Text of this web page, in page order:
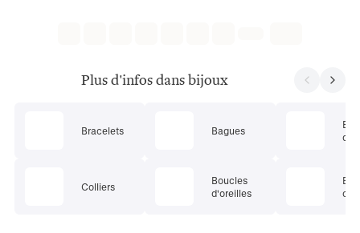
Plus d'infos dans bijoux
Bracelets
Colliers
Bagues
Boucles
d'oreilles
de